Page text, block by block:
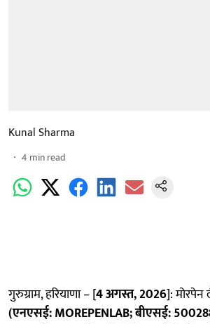
Kunal Sharma
4 min read
गुरुग्राम, हरियाणा – [4 अगस्त, 2026]: मोरपेन
(एनएसई:MOREPENLAB; बीएसई: